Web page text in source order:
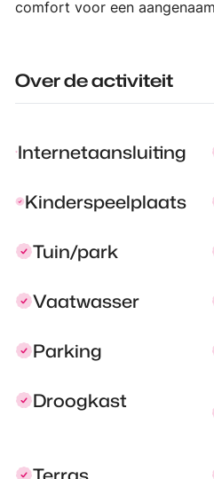
comfort voor een
Over de activiteit
Internetaansluiting
Kinderspeelplaats
Tuin/park
Vaatwasser
Parking
Droogkast